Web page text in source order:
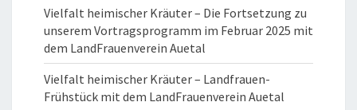
Vielfalt heimischer Kräuter – Die Fortsetzung zu
unserem Vortragsprogramm im Februar 2025 mit
dem LandFrauenverein Auetal
Vielfalt heimischer Kräuter – Landfrauen-
Frühstück mit dem LandFrauenverein Auetal